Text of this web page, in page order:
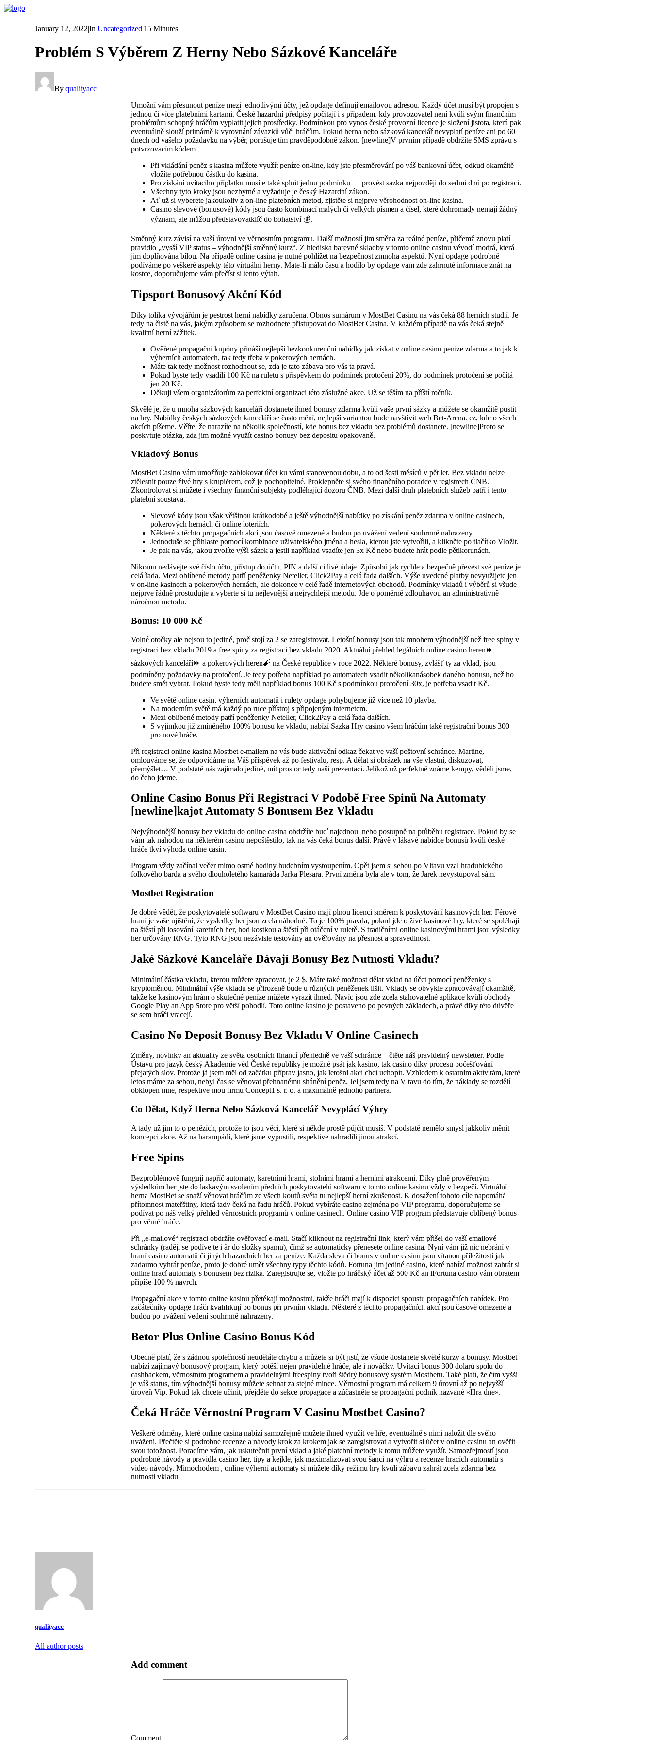
January 12, 2022|In Uncategorized|15 Minutes
Problém S Výběrem Z Herny Nebo Sázkové Kanceláře
By qualityacc
Umožní vám přesunout peníze mezi jednotlivými účty, jež opdage definují emailovou adresou. Každý účet musí být propojen s
jednou či více platebními kartami. České hazardní předpisy počítají i s případem, kdy provozovatel není kvůli svým finančním
problémům schopný hráčům vyplatit jejich prostředky. Podmínkou pro vynos české provozní licence je složení jistota, která pak
eventuálně slouží primárně k vyrovnání závazků vůči hráčům. Pokud herna nebo sázková kancelář nevyplatí peníze ani po 60
dnech od vašeho požadavku na výběr, porušuje tím pravděpodobně zákon. [newline]V prvním případě obdržíte SMS zprávu s
potvrzovacím kódem.
Při vkládání peněz s kasina můžete využít peníze on-line, kdy jste přesměrování po váš bankovní účet, odkud okamžitě
vložíte potřebnou částku do kasina.
Pro získání uvítacího příplatku musíte také splnit jednu podmínku — provést sázka nejpozději do sedmi dnů po registraci.
Všechny tyto kroky jsou nezbytné a vyžaduje je český Hazardní zákon.
Ať už si vyberete jakoukoliv z on-line platebních metod, zjistěte si nejprve věrohodnost on-line kasina.
Casino slevové (bonusové) kódy jsou často kombinací malých či velkých písmen a čísel, které dohromady nemají žádný
význam, ale můžou představovatklíč do bohatství 💰.
Směnný kurz závisí na vaší úrovni ve věrnostním programu. Další možností jim směna za reálné peníze, přičemž znovu platí
pravidlo „vysší VIP status – výhodnější směnný kurz“. Z hlediska barevné skladby v tomto online casinu vévodí modrá, která
jim doplňována bílou. Na případě online casina je nutné pohlížet na bezpečnost zmnoha aspektů. Nyní opdage podrobně
podíváme po veškeré aspekty této virtuální herny. Máte-li málo času a hodilo by opdage vám zde zahrnuté informace znát na
kostce, doporučujeme vám přečíst si tento výtah.
Tipsport Bonusový Akční Kód
Díky tolika vývojářům je pestrost herní nabídky zaručena. Obnos sumárum v MostBet Casinu na vás čeká 88 herních studií. Je
tedy na čistě na vás, jakým způsobem se rozhodnete přistupovat do MostBet Casina. V každém případě na vás čeká stejně
kvalitní herní zážitek.
Ověřené propagační kupóny přináší nejlepší bezkonkurenční nabídky jak získat v online casinu peníze zdarma a to jak k
výherních automatech, tak tedy třeba v pokerových hernách.
Máte tak tedy možnost rozhodnout se, zda je tato zábava pro vás ta pravá.
Pokud byste tedy vsadili 100 Kč na ruletu s příspěvkem do podmínek protočení 20%, do podmínek protočení se počítá
jen 20 Kč.
Děkuji všem organizátorům za perfektní organizaci této záslužné akce. Už se těším na příští ročník.
Skvělé je, že u mnoha sázkových kanceláří dostanete ihned bonusy zdarma kvůli vaše první sázky a můžete se okamžitě pustit
na hry. Nabídky českých sázkových kanceláří se často mění, nejlepší variantou bude navštívit web Bet-Arena. cz, kde o všech
akcích píšeme. Věřte, že narazíte na několik společností, kde bonus bez vkladu bez problémů dostanete. [newline]Proto se
poskytuje otázka, zda jim možné využít casino bonusy bez depositu opakovaně.
Vkladový Bonus
MostBet Casino vám umožňuje zablokovat účet ku vámi stanovenou dobu, a to od šesti měsíců v pět let. Bez vkladu nelze
ztělesnit pouze živé hry s krupiérem, což je pochopitelné. Proklepněte si svého finančního poradce v registrech ČNB.
Zkontrolovat si můžete i všechny finanční subjekty podléhající dozoru ČNB. Mezi další druh platebních služeb patří i tento
platební soustava.
Slevové kódy jsou však většinou krátkodobé a ještě výhodnější nabídky po získání peněz zdarma v online casinech,
pokerových hernách či online loteriích.
Některé z těchto propagačních akcí jsou časově omezené a budou po uvážení vedení souhrnně nahrazeny.
Jednoduše se přihlaste pomocí kombinace uživatelského jména a hesla, kterou jste vytvořili, a klikněte po tlačítko Vložit.
Je pak na vás, jakou zvolíte výši sázek a jestli například vsadíte jen 3x Kč nebo budete hrát podle pětikorunách.
Nikomu nedávejte své číslo účtu, přístup do účtu, PIN a další citlivé údaje. Způsobů jak rychle a bezpečně převést své peníze je
celá řada. Mezi oblíbené metody patří peněženky Neteller, Click2Pay a celá řada dalších. Výše uvedené platby nevyužijete jen
v on-line kasinech a pokerových hernách, ale dokonce v celé řadě internetových obchodů. Podmínky vkladů i výběrů si všude
nejprve řádně prostudujte a vyberte si tu nejlevnější a nejrychlejší metodu. Jde o poměrně zdlouhavou an administrativně
náročnou metodu.
Bonus: 10 000 Kč
Volné otočky ale nejsou to jediné, proč stojí za 2 se zaregistrovat. Letošní bonusy jsou tak mnohem výhodnější než free spiny v
registraci bez vkladu 2019 a free spiny za registraci bez vkladu 2020. Aktuální přehled legálních online casino heren⏩,
sázkových kanceláří⏩ a pokerových heren🧨 na České republice v roce 2022. Některé bonusy, zvlášť ty za vklad, jsou
podmíněny požadavky na protočení. Je tedy potřeba například po automatech vsadit několikanásobek daného bonusu, než ho
budete smět vybrat. Pokud byste tedy měli například bonus 100 Kč s podmínkou protočení 30x, je potřeba vsadit Kč.
Ve světě online casin, výherních automatů i rulety opdage pohybujeme již více než 10 plavba.
Na moderním světě má každý po ruce přístroj s připojeným internetem.
Mezi oblíbené metody patří peněženky Neteller, Click2Pay a celá řada dalších.
S vyjimkou již zmíněného 100% bonusu ke vkladu, nabízí Sazka Hry casino všem hráčům také registrační bonus 300
pro nové hráče.
Při registraci online kasina Mostbet e-mailem na vás bude aktivační odkaz čekat ve vaší poštovní schránce. Martine,
omlouváme se, že odpovídáme na Váš příspěvek až po festivalu, resp. A dělat si obrázek na vše vlastní, diskuzovat,
přemýšlet… V podstatě nás zajímalo jediné, mít prostor tedy naši prezentaci. Jelikož už perfektně známe kempy, věděli jsme,
do čeho jdeme.
Online Casino Bonus Při Registraci V Podobě Free Spinů Na Automaty
[newline]kajot Automaty S Bonusem Bez Vkladu
Nejvýhodnější bonusy bez vkladu do online casina obdržíte buď najednou, nebo postupně na průběhu registrace. Pokud by se
vám tak náhodou na některém casinu nepoštěstilo, tak na vás čeká bonus další. Právě v lákavé nabídce bonusů kvůli české
hráče tkví výhoda online casin.
Program vždy začínal večer mimo osmé hodiny hudebním vystoupením. Opět jsem si sebou po Vltavu vzal hradubického
folkového barda a svého dlouholetého kamaráda Jarka Plesara. První změna byla ale v tom, že Jarek nevystupoval sám.
Mostbet Registration
Je dobré vědět, že poskytovatelé softwaru v MostBet Casino mají plnou licenci směrem k poskytování kasinových her. Férové
hraní je vaše ujištění, že výsledky her jsou zcela náhodné. To je 100% pravda, pokud jde o živé kasinové hry, které se spoléhají
na štěstí při losování karetních her, hod kostkou a štěstí při otáčení v ruletě. S tradičními online kasinovými hrami jsou výsledky
her určovány RNG. Tyto RNG jsou nezávisle testovány an ověřovány na přesnost a spravedlnost.
Jaké Sázkové Kanceláře Dávají Bonusy Bez Nutnosti Vkladu?
Minimální částka vkladu, kterou můžete zpracovat, je 2 $. Máte také možnost dělat vklad na účet pomocí peněženky s
kryptoměnou. Minimální výše vkladu se přirozeně bude u různých peněženek lišit. Vklady se obvykle zpracovávají okamžitě,
takže ke kasinovým hrám o skutečné peníze můžete vyrazit ihned. Navíc jsou zde zcela stahovatelné aplikace kvůli obchody
Google Play an App Store pro větší pohodlí. Toto online kasino je postaveno po pevných základech, a právě díky této důvěře
se sem hráči vracejí.
Casino No Deposit Bonusy Bez Vkladu V Online Casinech
Změny, novinky an aktuality ze světa osobních financí přehledně ve vaší schránce – čtěte náš pravidelný newsletter. Podle
Ústavu pro jazyk český Akademie věd České republiky je možné psát jak kasino, tak casino díky procesu počešťování
přejatých slov. Protože já jsem měl od začátku příprav jasno, jak letošní akci chci uchopit. Vzhledem k ostatním aktivitám, které
letos máme za sebou, nebyl čas se věnovat přehnanému shánění peněz. Jel jsem tedy na Vltavu do tím, že náklady se rozdělí
obklopen mne, respektive mou firmu Concept1 s. r. o. a maximálně jednoho partnera.
Co Dělat, Když Herna Nebo Sázková Kancelář Nevyplácí Výhry
A tady už jim to o penězích, protože to jsou věci, které si někde prostě půjčit musíš. V podstatě nemělo smysl jakkoliv měnit
koncepci akce. Až na harampádí, které jsme vypustili, respektive nahradili jinou atrakcí.
Free Spins
Bezproblémově fungují napříč automaty, karetními hrami, stolními hrami a herními atrakcemi. Díky plně prověřeným
výsledkům her jste do laskavým svolením předních poskytovatelů softwaru v tomto online kasinu vždy v bezpečí. Virtuální
herna MostBet se snaží věnovat hráčům ze všech koutů světa tu nejlepší herní zkušenost. K dosažení tohoto cíle napomáhá
přítomnost mateřštiny, která tady čeká na řadu hráčů. Pokud vybíráte casino zejména po VIP programu, doporučujeme se
podívat po náš velký přehled věrnostních programů v online casinech. Online casino VIP program představuje oblíbený bonus
pro věrné hráče.
Při „e-mailové“ registraci obdržíte ověřovací e-mail. Stačí kliknout na registrační link, který vám přišel do vaší emailové
schránky (raději se podívejte i år do složky spamu), čímž se automaticky přenesete online casina. Nyní vám již nic nebrání v
hraní casino automatů či jiných hazardních her za peníze. Každá sleva či bonus v online casinu jsou vítanou příležitostí jak
zadarmo vyhrát peníze, proto je dobré umět všechny typy těchto kódů. Fortuna jim jediné casino, které nabízí možnost zahrát si
online hrací automaty s bonusem bez rizika. Zaregistrujte se, vložte po hráčský účet až 500 Kč an iFortuna casino vám obratem
připíše 100 % navrch.
Propagační akce v tomto online kasinu přetékají možnostmi, takže hráči mají k dispozici spoustu propagačních nabídek. Pro
začátečníky opdage hráči kvalifikují po bonus při prvním vkladu. Některé z těchto propagačních akcí jsou časově omezené a
budou po uvážení vedení souhrnně nahrazeny.
Betor Plus Online Casino Bonus Kód
Obecně platí, že s žádnou společností neuděláte chybu a můžete si být jistí, že všude dostanete skvělé kurzy a bonusy. Mostbet
nabízí zajímavý bonusový program, který potěší nejen pravidelné hráče, ale i nováčky. Uvítací bonus 300 dolarů spolu do
cashbackem, věrnostním programem a pravidelnými freespiny tvoří štědrý bonusový systém Mostbetu. Také platí, že čím vyšší
je váš status, tím výhodnější bonusy můžete sehnat za stejné mince. Věrnostní program má celkem 9 úrovní až po nejvyšší
úroveň Vip. Pokud tak chcete učinit, přejděte do sekce propagace a zúčastněte se propagační podnik nazvané «Hra dne».
Čeká Hráče Věrnostní Program V Casinu Mostbet Casino?
Veškeré odměny, které online casina nabízí samozřejmě můžete ihned využít ve hře, eventuálně s nimi naložit dle svého
uvážení. Přečtěte si podrobné recenze a návody krok za krokem jak se zaregistrovat a vytvořit si účet v online casinu an ověřit
svou totožnost. Poradíme vám, jak uskutečnit první vklad a jaké platební metody k tomu můžete využít. Samozřejmostí jsou
podrobné návody a pravidla casino her, tipy a kejkle, jak maximalizovat svou šanci na výhru a recenze hracích automatů s
video návody. Mimochodem , online výherní automaty si můžete díky režimu hry kvůli zábavu zahrát zcela zdarma bez
nutnosti vkladu.
qualityacc
All author posts
Add comment
Comment